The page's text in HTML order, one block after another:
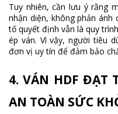
Tuy nhiên, cần lưu ý rằng
nhận diện, không phản ánh
tố quyết định vẫn là quy
ép ván. Vì vậy, người tiêu
đơn vị uy tín để đảm bảo
4. VÁN HDF ĐẠT
AN TOÀN SỨC